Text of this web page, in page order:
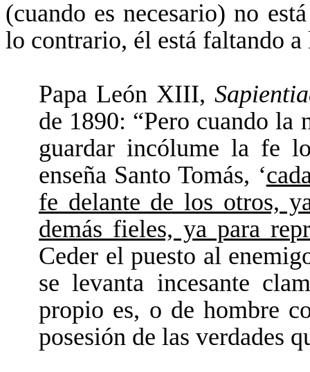
(cuando es necesario) no
lo contrario, él está faltando a
Papa León XIII,
de 1890: “Pero cuando la
guardar incólume la fe
enseña Santo Tomás, ‘
fe delante de los otros,
demás fieles, ya para
Ceder el puesto al
se levanta incesante
propio es, o de hombre
posesión de las verdades